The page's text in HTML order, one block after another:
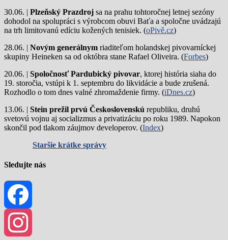
30.06. | Plzeňský Prazdroj sa na prahu tohtoročnej letnej sezóny
dohodol na spolupráci s výrobcom obuvi Baťa a spoločne uvádzajú
na trh limitovanú edíciu kožených tenisiek. (oPivě.cz)
28.06. | Novým generálnym riaditeľom holandskej pivovarníckej
skupiny Heineken sa od októbra stane Rafael Oliveira. (Forbes)
20.06. | Spoločnosť Pardubický pivovar, ktorej história siaha do
19. storočia, vstúpi k 1. septembru do likvidácie a bude zrušená.
Rozhodlo o tom dnes valné zhromaždenie firmy. (iDnes.cz)
13.06. | Stein prežil prvú Československú republiku, druhú
svetovú vojnu aj socializmus a privatizáciu po roku 1989. Napokon
skončil pod tlakom záujmov developerov. (Index)
Staršie krátke správy
Sledujte nás
Facebook